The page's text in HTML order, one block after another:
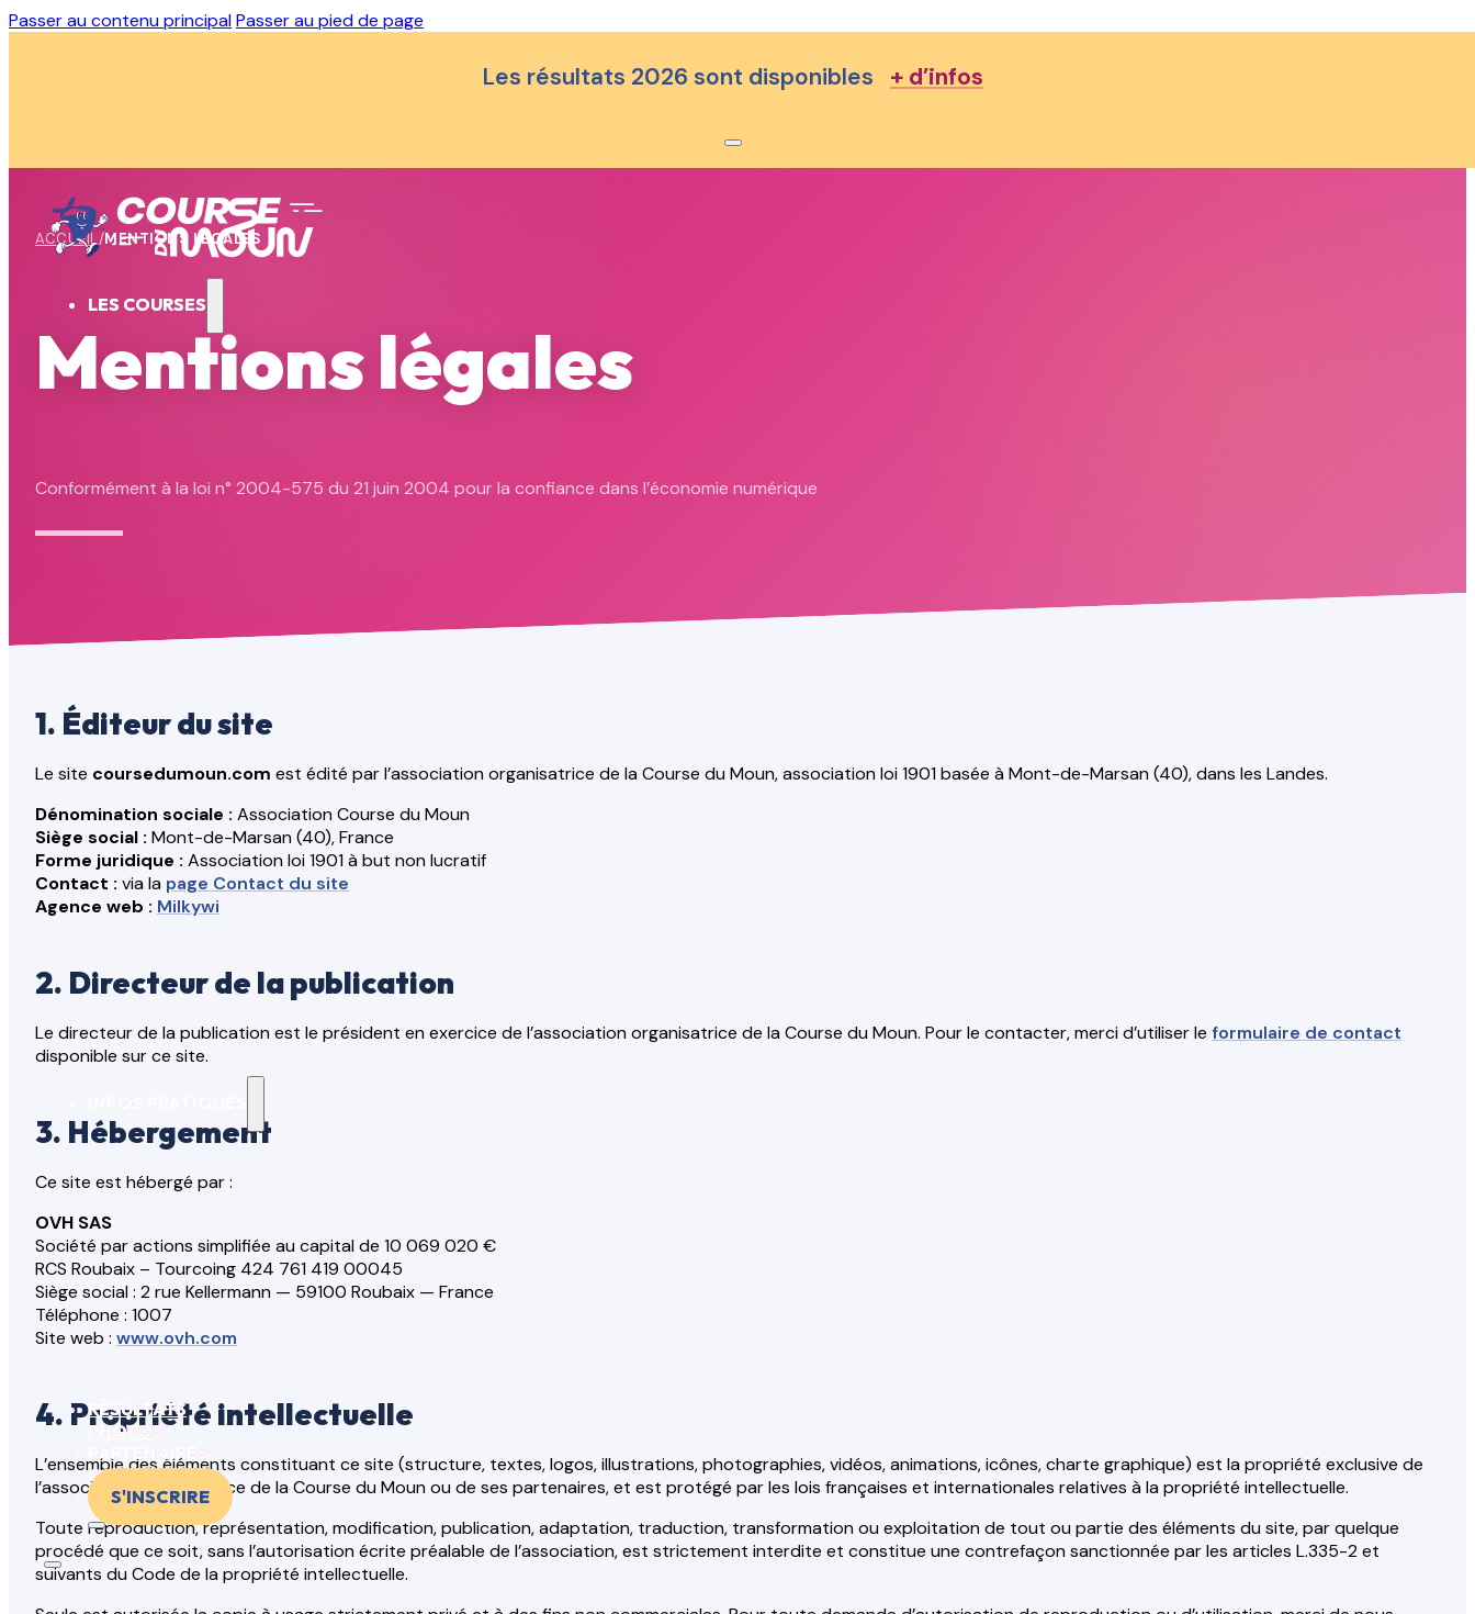
Passer au contenu principalPasser au pied de page
Les résultats 2026 sont disponibles + d’infos
LES COURSES
RÉSULTATS
PHOTOS
PARTENAIRES
CONTACT
S'INSCRIRE
ACCUEIL/MENTIONS LÉGALES
Mentions légales
Conformément à la loi n° 2004-575 du 21 juin 2004 pour la confiance dans l’économie numérique
1. Éditeur du site
Le site coursedumoun.com est édité par l’association organisatrice de la Course du Moun, association loi 1901 basée à Mont-de-Marsan (40), dans les Landes.
Dénomination sociale : Association Course du Moun
Siège social : Mont-de-Marsan (40), France
Forme juridique : Association loi 1901 à but non lucratif
Contact : via la page Contact du site
Agence web : Milkywi
2. Directeur de la publication
Le directeur de la publication est le président en exercice de l’association organisatrice de la Course du Moun. Pour le contacter, merci d’utiliser le formulaire de contact
disponible sur ce site.
3. Hébergement
Ce site est hébergé par :
OVH SAS
Société par actions simplifiée au capital de 10 069 020 €
RCS Roubaix – Tourcoing 424 761 419 00045
Siège social : 2 rue Kellermann — 59100 Roubaix — France
Téléphone : 1007
Site web : www.ovh.com
4. Propriété intellectuelle
L’ensemble des éléments constituant ce site (structure, textes, logos, illustrations, photographies, vidéos, animations, icônes, charte graphique) est la propriété exclusive de
l’association organisatrice de la Course du Moun ou de ses partenaires, et est protégé par les lois françaises et internationales relatives à la propriété intellectuelle.
Toute reproduction, représentation, modification, publication, adaptation, traduction, transformation ou exploitation de tout ou partie des éléments du site, par quelque
procédé que ce soit, sans l’autorisation écrite préalable de l’association, est strictement interdite et constitue une contrefaçon sanctionnée par les articles L.335-2 et
suivants du Code de la propriété intellectuelle.